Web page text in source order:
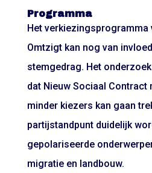
Programma
Het verkiezingsprogramma
Omtzigt kan nog van
stemgedrag. Het
dat Nieuw Sociaal
minder kiezers kan gaan
partijstandpunt duidelijk
gepolariseerde
migratie en landbouw.